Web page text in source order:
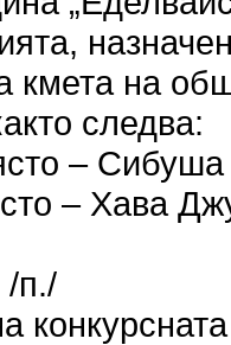
кмета на
следва:
–
– Хава
п./